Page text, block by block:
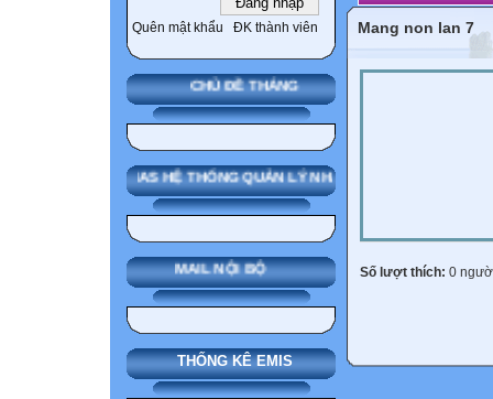
Quên mật khẩu ĐK thành viên
CHỦ ĐỀ THÁNG
SMAS HỆ THỐNG QUẢN LÝ NHÀ TRƯỜNG
MAIL NỘI BỘ
THỐNG KÊ EMIS
Mang non lan 7
Số lượt thích: 0